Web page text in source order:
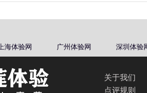
上海体验网 广州体验网 深圳体验
关于我们
点评规则